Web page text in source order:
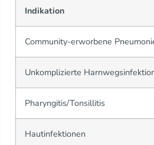
Indikation
Community-erworbene
Unkomplizierte
Pharyngitis/Tonsillitis
Hautinfektionen